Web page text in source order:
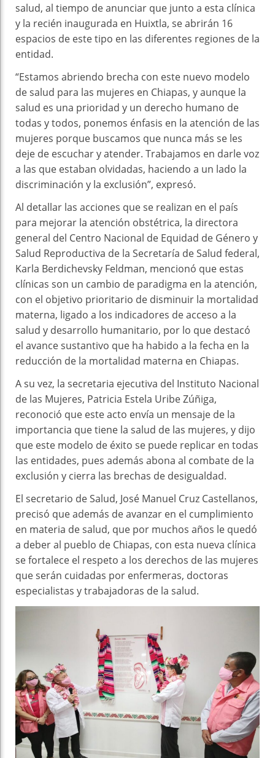
salud, al tiempo de anunciar que junto a esta clínica
y la recién inaugurada en Huixtla, se abrirán 16
espacios de este tipo en las diferentes regiones de la
entidad.
“Estamos abriendo brecha con este nuevo modelo
de salud para las mujeres en Chiapas, y aunque la
salud es una prioridad y un derecho humano de
todas y todos, ponemos énfasis en la atención de las
mujeres porque buscamos que nunca más se les
deje de escuchar y atender. Trabajamos en darle voz
a las que estaban olvidadas, haciendo a un lado la
discriminación y la exclusión”, expresó.
Al detallar las acciones que se realizan en el país
para mejorar la atención obstétrica, la directora
general del Centro Nacional de Equidad de Género y
Salud Reproductiva de la Secretaría de Salud federal,
Karla Berdichevsky Feldman, mencionó que estas
clínicas son un cambio de paradigma en la atención,
con el objetivo prioritario de disminuir la mortalidad
materna, ligado a los indicadores de acceso a la
salud y desarrollo humanitario, por lo que destacó
el avance sustantivo que ha habido a la fecha en la
reducción de la mortalidad materna en Chiapas.
A su vez, la secretaria ejecutiva del Instituto Nacional
de las Mujeres, Patricia Estela Uribe Zúñiga,
reconoció que este acto envía un mensaje de la
importancia que tiene la salud de las mujeres, y dijo
que este modelo de éxito se puede replicar en todas
las entidades, pues además abona al combate de la
exclusión y cierra las brechas de desigualdad.
El secretario de Salud, José Manuel Cruz Castellanos,
precisó que además de avanzar en el cumplimiento
en materia de salud, que por muchos años le quedó
a deber al pueblo de Chiapas, con esta nueva clínica
se fortalece el respeto a los derechos de las mujeres
que serán cuidadas por enfermeras, doctoras
especialistas y trabajadoras de la salud.